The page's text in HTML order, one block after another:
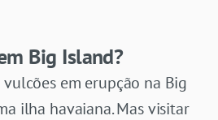
Big Island?
em erupção na Big
ilha havaiana. Mas visitar